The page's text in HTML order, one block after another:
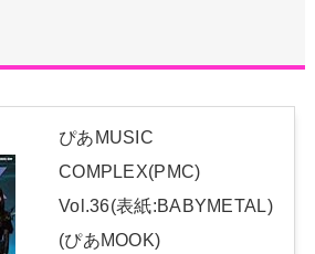
菜、卒業して早くもお酒解禁
ゲームのセミをずっと気にしてたｗ【乃木
生産盤「METAL FORTH (DELUXE
ぴあMUSIC
COMPLEX(PMC)
Vol.36(表紙:BABYMETAL)
(ぴあMOOK)